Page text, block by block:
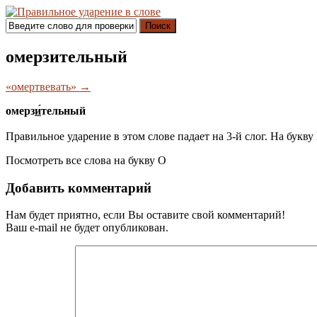
Поиск
омерзительный
«омертвевать» →
омерзи́тельный
Правильное ударение в этом слове падает на 3-й слог. На букву
Посмотреть все слова на букву О
Добавить комментарий
Нам будет приятно, если Вы оставите свой комментарий!
Ваш e-mail не будет опубликован.